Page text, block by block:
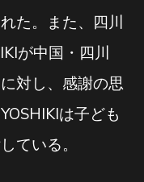
た。また、四川
が中国・四川
対し、感謝の思
は子ども
ている。